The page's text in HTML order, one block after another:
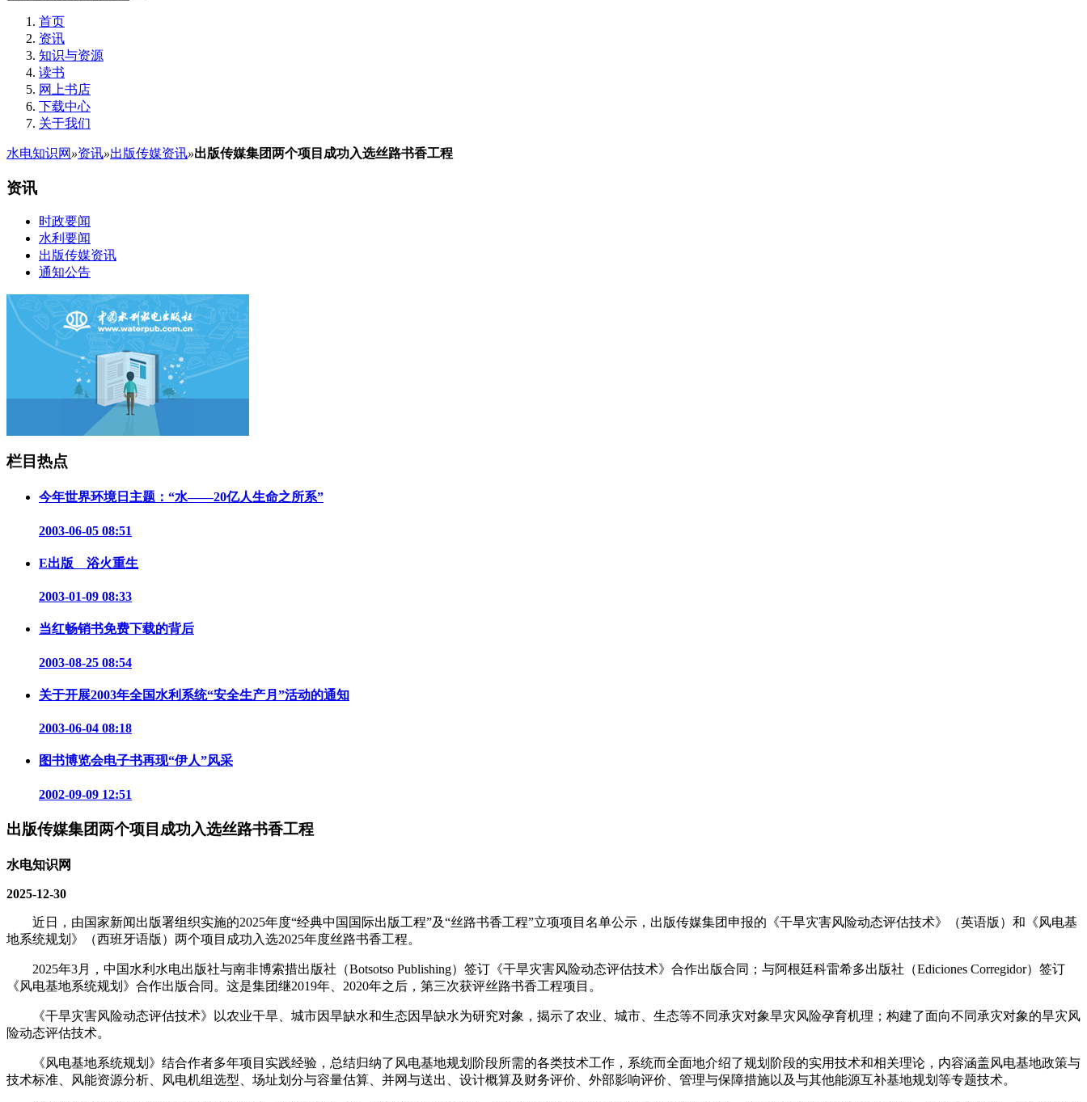
首页
资讯
知识与资源
读书
网上书店
下载中心
关于我们
水电知识网 »资讯»出版传媒资讯»出版传媒集团两个项目成功入选丝路书香工程
资讯
时政要闻
水利要闻
出版传媒资讯
通知公告
栏目热点
今年世界环境日主题：“水——20亿人生命之所系”
2003-06-05 08:51
E出版 浴火重生
2003-01-09 08:33
当红畅销书免费下载的背后
2003-08-25 08:54
关于开展2003年全国水利系统“安全生产月”活动的通知
2003-06-04 08:18
图书博览会电子书再现“伊人”风采
2002-09-09 12:51
出版传媒集团两个项目成功入选丝路书香工程
水电知识网
2025-12-30
近日，由国家新闻出版署组织实施的2025年度“经典中国国际出版工程”及“丝路书香工程”立项项目名单公示，出版传媒集团申报的《干旱灾害风险动态评估技术》（英语版）和《风电基
地系统规划》（西班牙语版）两个项目成功入选2025年度丝路书香工程。
2025年3月，中国水利水电出版社与南非博索措出版社（Botsotso Publishing）签订《干旱灾害风险动态评估技术》合作出版合同；与阿根廷科雷希多出版社（Ediciones Corregidor）签订
《风电基地系统规划》合作出版合同。这是集团继2019年、2020年之后，第三次获评丝路书香工程项目。
《干旱灾害风险动态评估技术》以农业干旱、城市因旱缺水和生态因旱缺水为研究对象，揭示了农业、城市、生态等不同承灾对象旱灾风险孕育机理；构建了面向不同承灾对象的旱灾风
险动态评估技术。
《风电基地系统规划》结合作者多年项目实践经验，总结归纳了风电基地规划阶段所需的各类技术工作，系统而全面地介绍了规划阶段的实用技术和相关理论，内容涵盖风电基地政策与
技术标准、风能资源分析、风电机组选型、场址划分与容量估算、并网与送出、设计概算及财务评价、外部影响评价、管理与保障措施以及与其他能源互补基地规划等专题技术。